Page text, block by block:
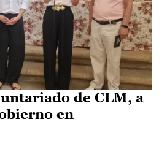
de CLM, a
en